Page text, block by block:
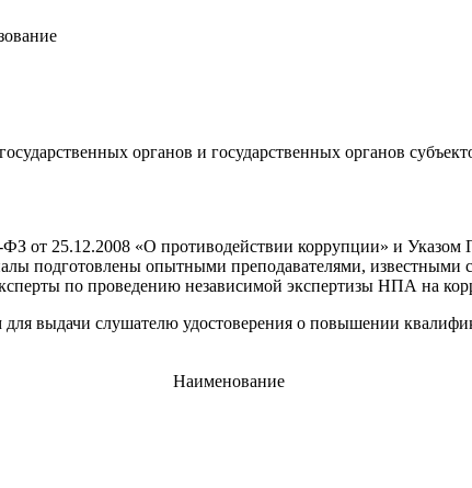
органов и государственных органов
от 25.12.2008 «О противодействии коррупции» и
подготовлены опытными преподавателями,
по проведению независимой экспертизы НПА на
выдачи слушателю удостоверения о повышении
Наименование